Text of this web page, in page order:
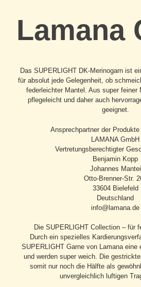
Lamana
Das SUPERLIGHT DK-Merinogarn ist
für absolut jede Gelegenheit, ob
federleichter Mantel. Aus super feiner
pflegeleicht und daher auch
geeignet.
Ansprechpartner der
LAMANA GmbH
Vertretungsberechtigter
Benjamin Kopp
Johannes Mantei
Otto-Brenner-Str.
33604 Bielefeld
Deutschland
info@lamana.de
Die SUPERLIGHT Collection – für
Durch ein spezielles
SUPERLIGHT Garne von Lamana eine
und werden super weich. Die
somit nur noch die Hälfte als
unvergleichlich luftigen